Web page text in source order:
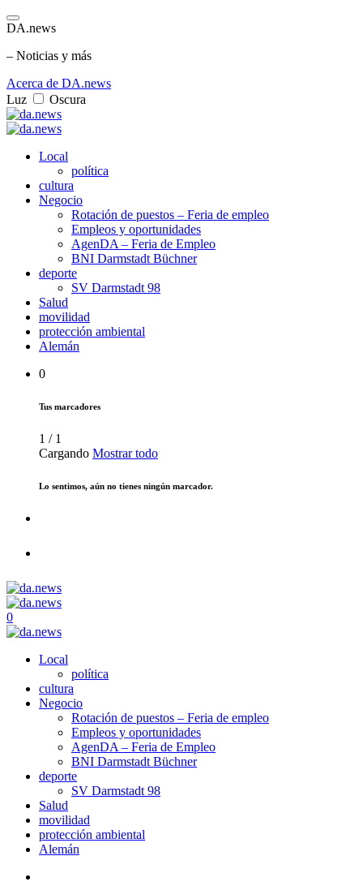
DA.news
– Noticias y más
Acerca de DA.news
Luz
Oscura
Local
política
cultura
Negocio
Rotación de puestos – Feria de empleo
Empleos y oportunidades
AgenDA – Feria de Empleo
BNI Darmstadt Büchner
deporte
SV Darmstadt 98
Salud
movilidad
protección ambiental
Alemán
0
Tus marcadores
1 / 1
Cargando Mostrar todo
Lo sentimos, aún no tienes ningún marcador.
0
Local
política
cultura
Negocio
Rotación de puestos – Feria de empleo
Empleos y oportunidades
AgenDA – Feria de Empleo
BNI Darmstadt Büchner
deporte
SV Darmstadt 98
Salud
movilidad
protección ambiental
Alemán